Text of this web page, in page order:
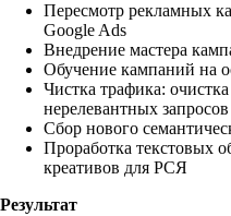
Пересмотр рекламных
Google Ads
Внедрение мастера
Обучение кампаний на
Чистка трафика:
нерелевантных
Сбор нового
Проработка текстовых
креативов для РСЯ
Результат